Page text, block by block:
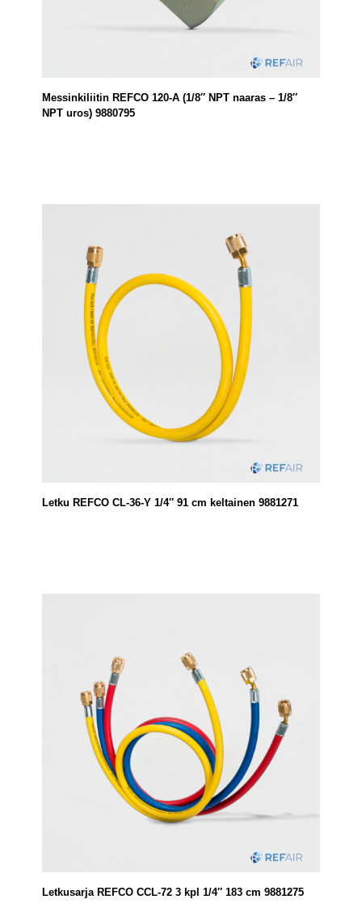
Messinkiliitin REFCO 120-A (1/8″ NPT naaras – 1/8″
NPT uros) 9880795
Letku REFCO CL-36-Y 1/4″ 91 cm keltainen 9881271
Letkusarja REFCO CCL-72 3 kpl 1/4″ 183 cm 9881275